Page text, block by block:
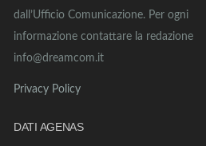
dall’Ufficio Comunicazione. Per ogni
informazione contattare la redazione
info@dreamcom.it
Privacy Policy
DATI AGENAS